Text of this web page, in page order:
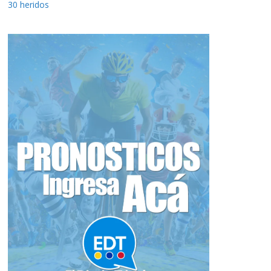
30 heridos